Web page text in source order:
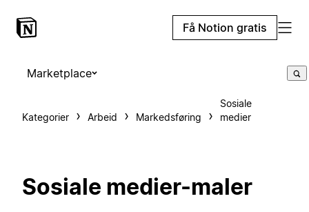
Få Notion gratis
Marketplace
Kategorier Arbeid Markedsføring
Sosiale
medier
Sosiale medier-maler